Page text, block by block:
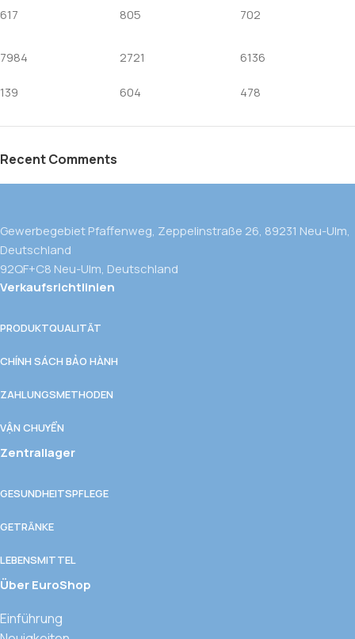
617 805 702
7984
139
2721
604
6136
478
Recent Comments
Gewerbegebiet Pfaffenweg, Zeppelinstraße 26, 89231 Neu-Ulm,
Deutschland
92QF+C8 Neu-Ulm, Deutschland
Verkaufsrichtlinien
PRODUKTQUALITÄT
CHÍNH SÁCH BẢO HÀNH
ZAHLUNGSMETHODEN
VẬN CHUYỂN
Zentrallager
GESUNDHEITSPFLEGE
GETRÄNKE
LEBENSMITTEL
Über EuroShop
Einführung